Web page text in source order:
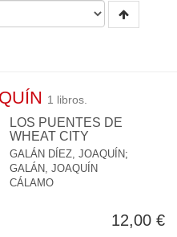
1 libros.
LOS PUENTES DE
WHEAT CITY
GALÁN DÍEZ, JOAQUÍN ;
GALÁN, JOAQUÍN
CÁLAMO
12,00 €